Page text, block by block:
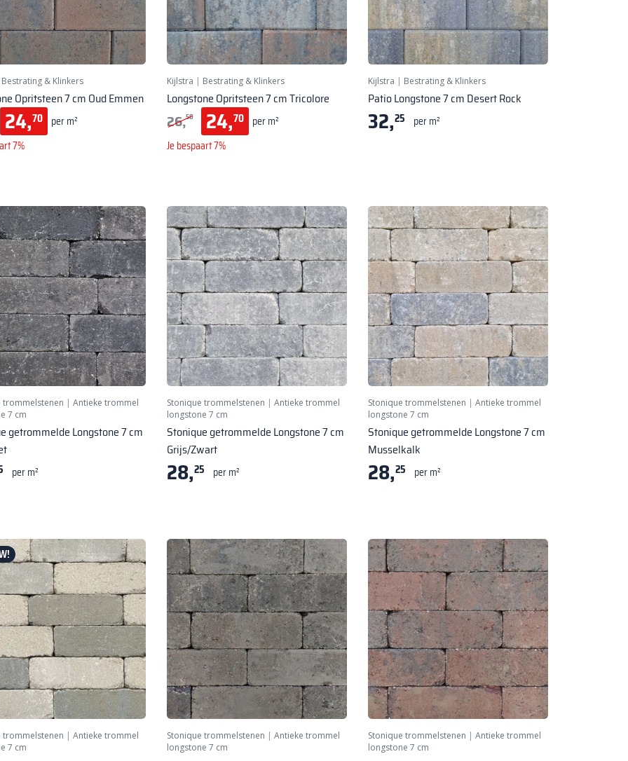
Bestrating & Klinkers
Opritsteen 7 cm Oud Emmen
24,70 per m²
7%
Kijlstra | Bestrating & Klinkers
Longstone Opritsteen 7 cm Tricolore
26,50 24,70 per m²
Je bespaart 7%
Kijlstra | Bestrating & Klinkers
Patio Longstone 7 cm Desert Rock
32,25 per m²
trommelstenen | Antieke trommel
7 cm
getrommelde Longstone 7 cm
per m²
Stonique trommelstenen | Antieke trommel
longstone 7 cm
Stonique getrommelde Longstone 7 cm
Grijs/Zwart
28,25 per m²
Stonique trommelstenen | Antieke trommel
longstone 7 cm
Stonique getrommelde Longstone 7 cm
Musselkalk
28,25 per m²
trommelstenen | Antieke trommel
7 cm
Stonique trommelstenen | Antieke trommel
longstone 7 cm
Stonique trommelstenen | Antieke trommel
longstone 7 cm